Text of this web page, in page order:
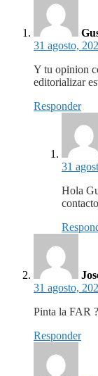
31 agosto,
Y tu opinion
editorializar
Responder
31
Hola
31 agosto,
Pinta la FAR ?
Responder